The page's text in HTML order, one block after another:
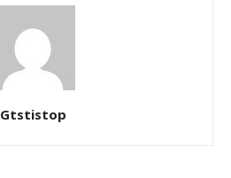
Gtstistop